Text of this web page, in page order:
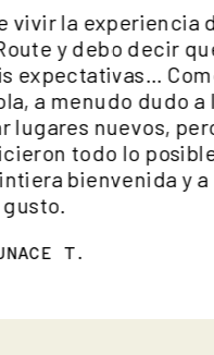
vivir la
Route y debo decir
expectativas…
a menudo dudo
lugares nuevos,
hicieron todo lo
sintiera bienvenida
gusto.
EUNACE T.